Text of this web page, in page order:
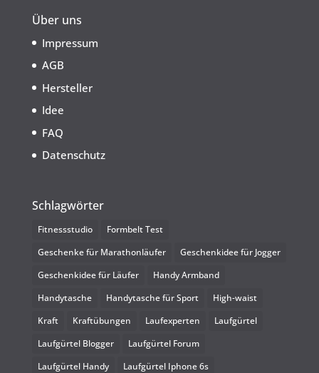
Über uns
Impressum
AGB
Hersteller
Idee
FAQ
Datenschutz
Schlagwörter
Fitnessstudio
Formbelt Test
Geschenke für Marathonläufer
Geschenkidee für Jogger
Geschenkidee für Läufer
Handy Armband
Handytasche
Handytasche für Sport
High-waist
Kraft
Kraftübungen Laufexperten
Laufgürtel
Laufgürtel Blogger
Laufgürtel Forum
Laufgürtel Handy
Laufgürtel Iphone 6s